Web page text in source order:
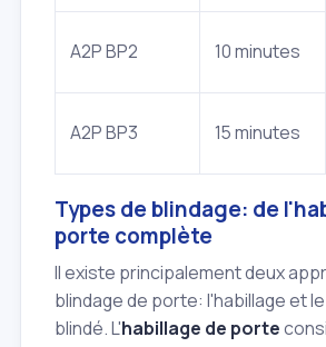
A2P BP2 10 minutes
A2P BP3 15 minutes
Types de blindage: de
porte complète
Il existe principalement deux
blindage de porte: l'habillage et
blindé. L'habillage de porte